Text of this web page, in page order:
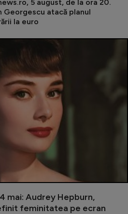
5 august, de la ora 20.
Georgescu atacă planul
la euro
mai: Audrey Hepburn,
feminitatea pe ecran